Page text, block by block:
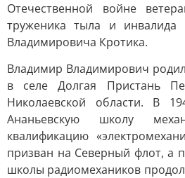
Отечественной войне
труженика тыла и инвалида
Владимировича Кротика.
Владимир Владимирович
в селе Долгая Пристань
Николаевской области. В
Ананьевскую школу
квалификацию
призван на Северный флот, а
школы радиомехаников